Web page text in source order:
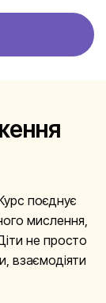
поєднує
мислення,
не просто
взаємодіяти